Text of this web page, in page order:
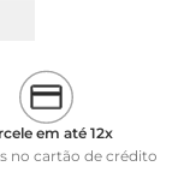
em até 12x
no cartão de crédito